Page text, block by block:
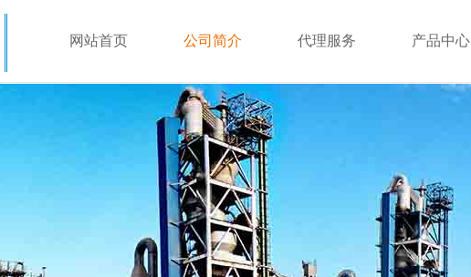
网站首页 公司简介 代理服务 产品中心